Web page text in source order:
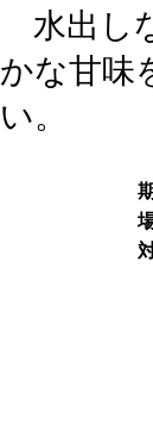
水出し
かな甘味
い。